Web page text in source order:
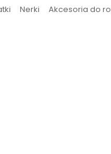
Nerki Akcesoria do